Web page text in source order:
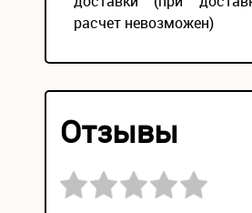
расчет невозможен)
Отзывы